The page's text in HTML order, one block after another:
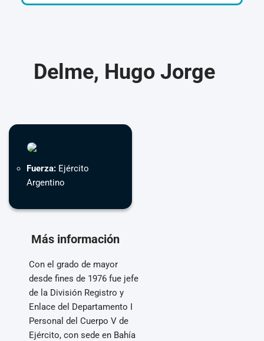
Delme, Hugo Jorge
Fuerza: Ejército
Argentino
Más información
Con el grado de mayor
desde fines de 1976 fue jefe
de la División Registro y
Enlace del Departamento I
Personal del Cuerpo V de
Ejército, con sede en Bahía